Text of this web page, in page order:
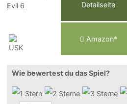
Detailseite
Amazon*
Wie bewertest du das Spiel?